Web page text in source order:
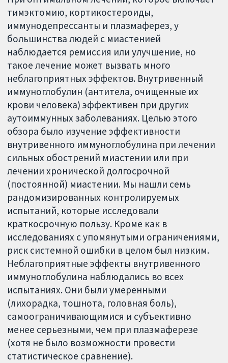
тимэктомию, кортикостероиды,
иммунодепрессанты и плазмаферез, у
большинства людей с миастенией
наблюдается ремиссия или улучшение, но
такое лечение может вызвать много
неблагоприятных эффектов. Внутривенный
иммуноглобулин (антитела, очищенные их
крови человека) эффективен при других
аутоиммунных заболеваниях. Целью этого
обзора было изучение эффективности
внутривенного иммуноглобулина при лечении
сильных обострений миастении или при
лечении хронической долгосрочной
(постоянной) миастении. Мы нашли семь
рандомизированных контролируемых
испытаний, которые исследовали
краткосрочную пользу. Кроме как в
исследованиях с упомянутыми ограничениями,
риск системной ошибки в целом был низким.
Неблагоприятные эффекты внутривенного
иммуноглобулина наблюдались во всех
испытаниях. Они были умеренными
(лихорадка, тошнота, головная боль),
самоограничивающимися и субъективно
менее серьезными, чем при плазмаферезе
(хотя не было возможности провести
статистическое сравнение).